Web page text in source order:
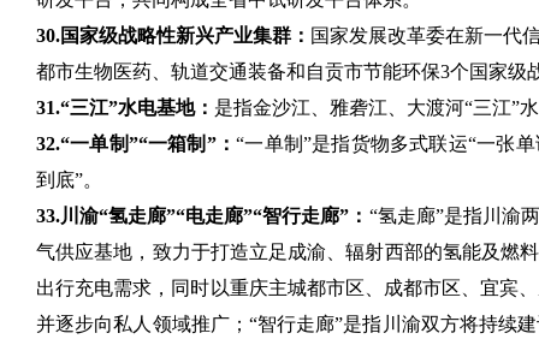
30.国家级战略性新兴产业集群： 国家发展改革委在新一代
都市生物医药、轨道交通装备和自贡市节能环保3个国家级
31.“三江”水电基地： 是指金沙江、雅砻江、大渡河“三江”
32.“一单制”“一箱制”：“一单制”是指货物多式联运“一张
到底”。
33.川渝“氢走廊”“电走廊”“智行走廊”： “氢走廊”是指川渝
气供应基地，致力于打造立足成渝、辐射西部的氢能及燃
出行充电需求，同时以重庆主城都市区、成都市区、宜宾
并逐步向私人领域推广；“智行走廊”是指川渝双方将持续